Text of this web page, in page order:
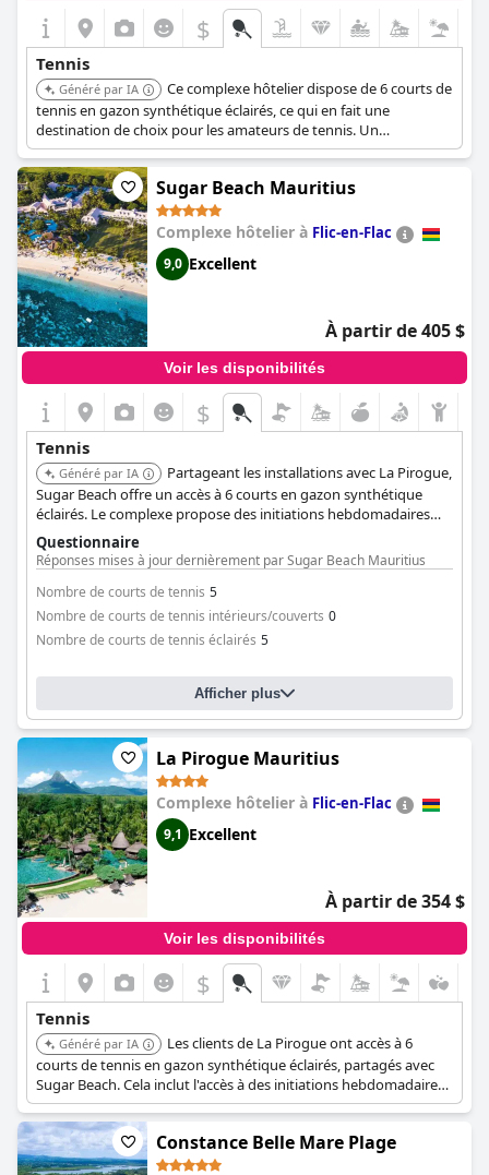
$
Tennis
Généré par IA
Ce complexe hôtelier dispose de 6 courts de
tennis en gazon synthétique éclairés, ce qui en fait une
destination de choix pour les amateurs de tennis. Un
entraînement professionnel et une gamme de programmes
d'enseignement sont également disponibles.
Sugar Beach Mauritius
Complexe hôtelier à Flic-en-Flac
9,0 Excellent
À partir de 405 $
Voir les disponibilités
$
Tennis
Généré par IA
Partageant les installations avec La Pirogue,
Sugar Beach offre un accès à 6 courts en gazon synthétique
éclairés. Le complexe propose des initiations hebdomadaires
pour les enfants, des tournois sociaux et des cours
privés/collectifs avec des entraîneurs résidents.
Questionnaire
Réponses mises à jour dernièrement par Sugar Beach Mauritius
Nombre de courts de tennis 5
Nombre de courts de tennis intérieurs/couverts 0
Nombre de courts de tennis éclairés 5
Afficher plus
La Pirogue Mauritius
Complexe hôtelier à Flic-en-Flac
9,1 Excellent
À partir de 354 $
Voir les disponibilités
$
Tennis
Généré par IA
Les clients de La Pirogue ont accès à 6
courts de tennis en gazon synthétique éclairés, partagés avec
Sugar Beach. Cela inclut l'accès à des initiations hebdomadaires,
des tournois sociaux et un encadrement professionnel.
Constance Belle Mare Plage